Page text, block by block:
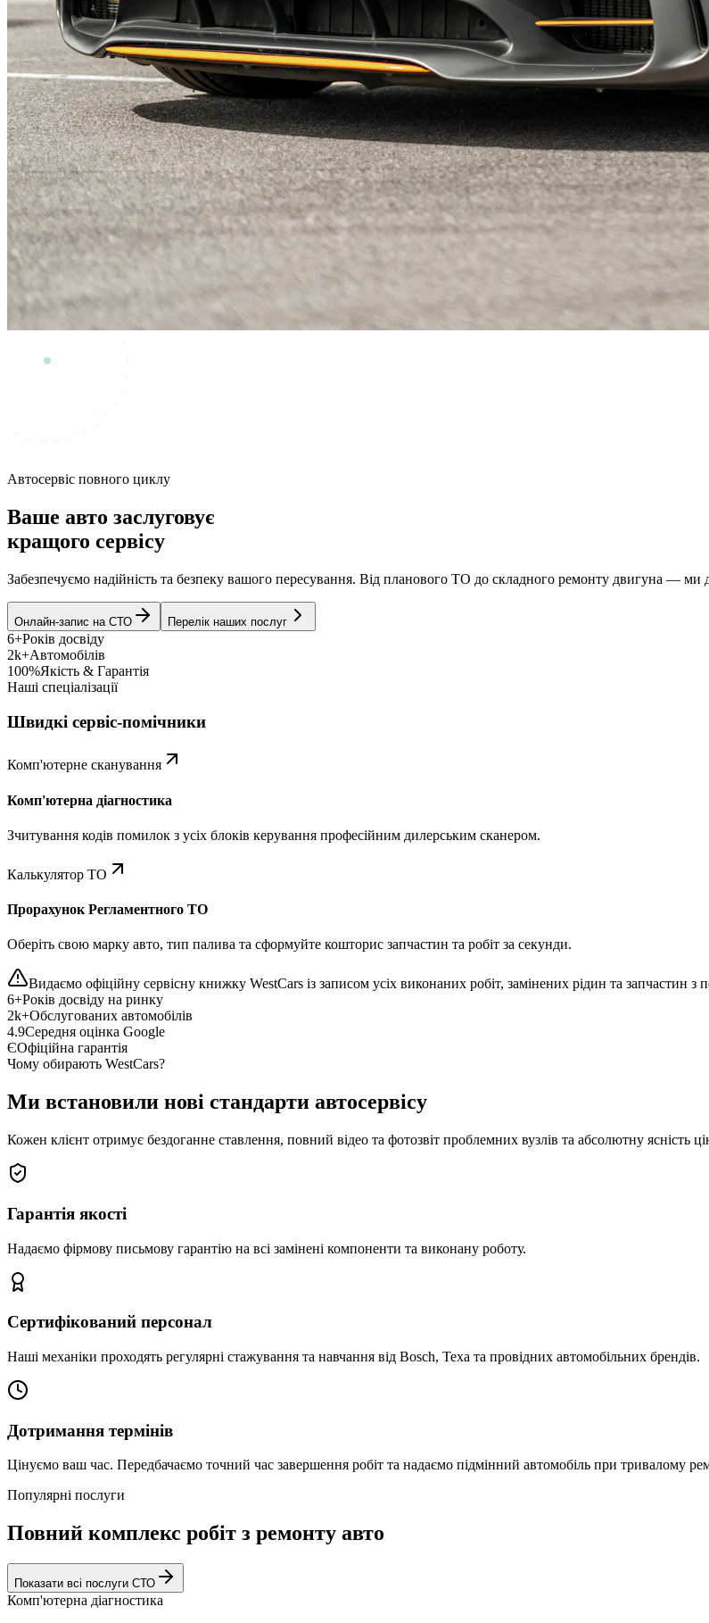
Автосервіс повного циклу
Ваше авто заслуговує
кращого сервісу
Забезпечуємо надійність та безпеку вашого пересування. Від планового ТО до складного ремонту двигуна —
Онлайн-запис на СТО Перелік наших послуг
6+Років досвіду
2k+Автомобілів
100%Якість & Гарантія
Наші спеціалізації
Швидкі сервіс-помічники
Комп'ютерне сканування
Комп'ютерна діагностика
Зчитування кодів помилок з усіх блоків керування професійним дилерським сканером.
Калькулятор ТО
Прорахунок Регламентного ТО
Оберіть свою марку авто, тип палива та сформуйте кошторис запчастин та робіт за секунди.
Видаємо офіційну сервісну книжку WestCars із записом усіх виконаних робіт, замінених рідин та запчастин з
6+Років досвіду на ринку
2k+Обслугованих автомобілів
4.9Середня оцінка Google
ЄОфіційна гарантія
Чому обирають WestCars?
Ми встановили нові стандарти автосервісу
Кожен клієнт отримує бездоганне ставлення, повний відео та фотозвіт проблемних вузлів та абсолютну ясність
Гарантія якості
Надаємо фірмову письмову гарантію на всі замінені компоненти та виконану роботу.
Сертифікований персонал
Наші механіки проходять регулярні стажування та навчання від Bosch, Texa та провідних автомобільних брендів.
Дотримання термінів
Цінуємо ваш час. Передбачаємо точний час завершення робіт та надаємо підмінний автомобіль при тривалому
Популярні послуги
Повний комплекс робіт з ремонту авто
Показати всі послуги СТО
Комп'ютерна діагностика